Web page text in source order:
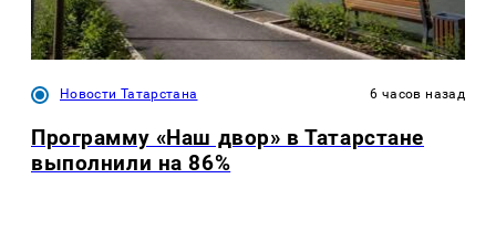
Новости Татарстана 6 часов назад
Программу «Наш двор» в Татарстане
выполнили на 86%